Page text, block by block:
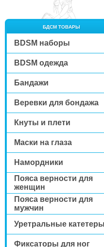
БДСМ ТОВАРЫ
BDSM наборы
BDSM одежда
Бандажи
Веревки для бондажа
Кнуты и плети
Маски на глаза
Намордники
Пояса верности для
женщин
Пояса верности для
мужчин
Уретральные катетеры
Фиксаторы для ног